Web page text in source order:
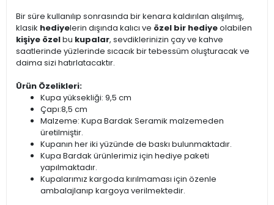
Bir süre kullanılıp sonrasında bir kenara kaldırılan alışılmış,
klasik hediyelerin dışında kalıcı ve özel bir hediyeolabilen
kişiye özelbu kupalar, sevdiklerinizin çay ve kahve
saatlerinde yüzlerinde sıcacık bir tebessüm oluşturacak ve
daima sizi hatırlatacaktır.
Ürün Özelikleri:
Kupa yüksekliği: 9,5 cm
Çapı:8,5 cm
Malzeme: Kupa Bardak Seramik malzemeden
üretilmiştir.
Kupanın her iki yüzünde de baskı bulunmaktadır.
Kupa Bardak ürünlerimiz için hediye paketi
yapılmaktadır.
Kupalarımız kargoda kırılmaması için özenle
ambalajlanıp kargoya verilmektedir.